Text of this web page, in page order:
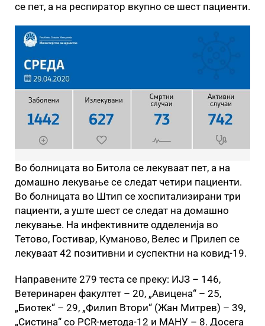
се пет, а на респиратор вкупно се шест пациенти.
Во болницата во Битола се лекуваат пет, а на
домашно лекување се следат четири пациенти.
Во болницата во Штип се хоспитализирани три
пациенти, а уште шест се следат на домашно
лекување. На инфективните одделенија во
Тетово, Гостивар, Куманово, Велес и Прилеп се
лекуваат 42 позитивни и суспектни на ковид-19.
Направените 279 теста се преку: ИЈЗ – 146,
Ветеринарен факултет – 20, „Авицена“ – 25,
„Биотек“ – 29, „Филип Втори“ (Жан Митрев) – 39,
„Систина“ со PCR-метода-12 и МАНУ – 8. Досега